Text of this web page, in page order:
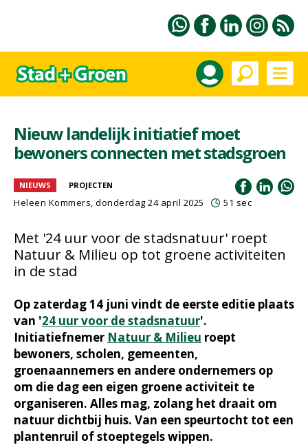
Nieuw landelijk initiatief moet
bewoners connecten met stadsgroen
NIEUWS PROJECTEN
Heleen Kommers, donderdag 24 april 2025 51 sec
Met '24 uur voor de stadsnatuur' roept
Natuur & Milieu op tot groene activiteiten
in de stad
Op zaterdag 14 juni vindt de eerste editie plaats
van '24 uur voor de stadsnatuur'.
Initiatiefnemer Natuur & Milieu roept
bewoners, scholen, gemeenten,
groenaannemers en andere ondernemers op
om die dag een eigen groene activiteit te
organiseren. Alles mag, zolang het draait om
natuur dichtbij huis. Van een speurtocht tot een
plantenruil of stoeptegels wippen.